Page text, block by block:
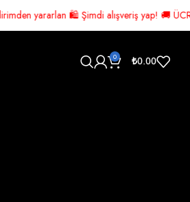
alışveriş yap! 🚚 ÜCRETSİZ KARGO! 📦
0 ₺0.00